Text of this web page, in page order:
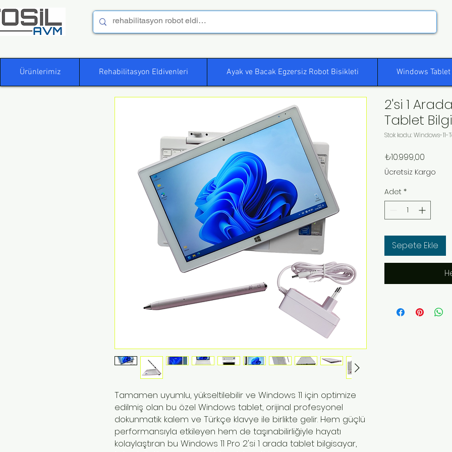
Ürünlerimiz Rehabilitasyon Eldivenleri Ayak ve Bacak Egzersiz Robot Bisikleti Windows Tablet
Tamamen uyumlu, yükseltilebilir ve Windows 11 için optimize
edilmiş olan bu özel Windows tablet, orijinal profesyonel
dokunmatik kalem ve Türkçe klavye ile birlikte gelir. Hem güçlü
performansıyla etkileyen hem de taşınabilirliğiyle hayatı
kolaylaştıran bu Windows 11 Pro 2'si 1 arada tablet bilgisayar,
2'si 1
Tablet
Stok kodu: Windows-11-
₺10.999,00
Ücretsiz Kargo
Adet *
Sepete Ekle